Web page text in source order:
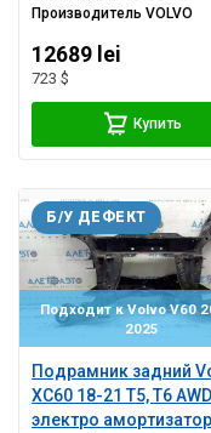
ПроизводительVOLVO
12689 lei
723 $
Купить
Подходит к Volvo V60
2025
Подрамник задний
XC60 18-21 T5, T6
электро
Б/У ДЕФЕКТ